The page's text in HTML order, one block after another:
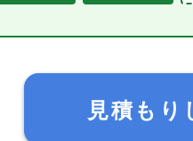
見積もり